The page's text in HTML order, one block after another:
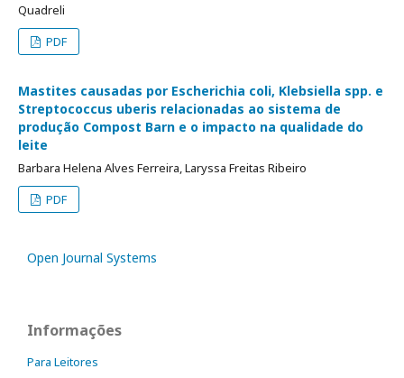
Quadreli
PDF
Mastites causadas por Escherichia coli, Klebsiella spp. e
Streptococcus uberis relacionadas ao sistema de
produção Compost Barn e o impacto na qualidade do
leite
Barbara Helena Alves Ferreira, Laryssa Freitas Ribeiro
PDF
Open Journal Systems
Informações
Para Leitores